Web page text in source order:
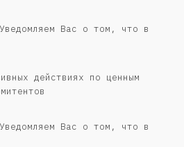
Вас о том, что в
действиях по ценным
Вас о том, что в